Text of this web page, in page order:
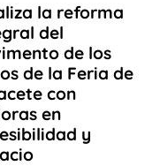
la reforma
del
de los
de la Feria de
con
en
y